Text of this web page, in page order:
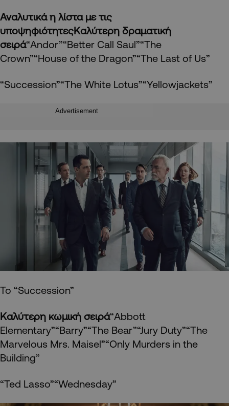
Αναλυτικά η λίστα με τις
υποψηφιότητεςΚαλύτερη δραματική
σειρά“Andor”“Better Call Saul”“The
Crown”“House of the Dragon”“The Last of Us”
“Succession”“The White Lotus”“Yellowjackets”
Advertisement
Το “Succession”
Καλύτερη κωμική σειρά“Abbott
Elementary”“Barry”“The Bear”“Jury Duty”“The
Marvelous Mrs. Maisel”“Only Murders in the
Building”
“Ted Lasso”“Wednesday”